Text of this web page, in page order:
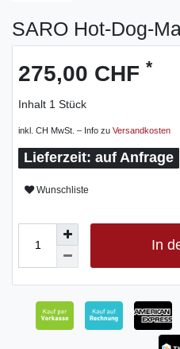
SARO Hot-Dog-
275,00 CHF *
Inhalt 1 Stück
inkl. CH MwSt. – Info zu Versandkosten
auf Anfrage
Wunschliste
In